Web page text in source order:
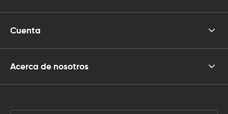
Cuenta
Acerca de nosotros